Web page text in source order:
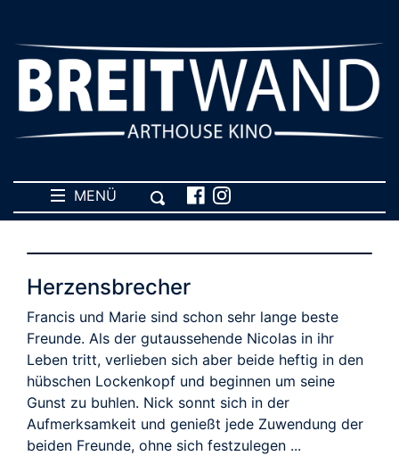
MENÜ
TRAILER
Herzensbrecher
Francis und Marie sind schon sehr lange beste
Freunde. Als der gutaussehende Nicolas in ihr
Leben tritt, verlieben sich aber beide heftig in den
hübschen Lockenkopf und beginnen um seine
Gunst zu buhlen. Nick sonnt sich in der
Aufmerksamkeit und genießt jede Zuwendung der
beiden Freunde, ohne sich festzulegen ...